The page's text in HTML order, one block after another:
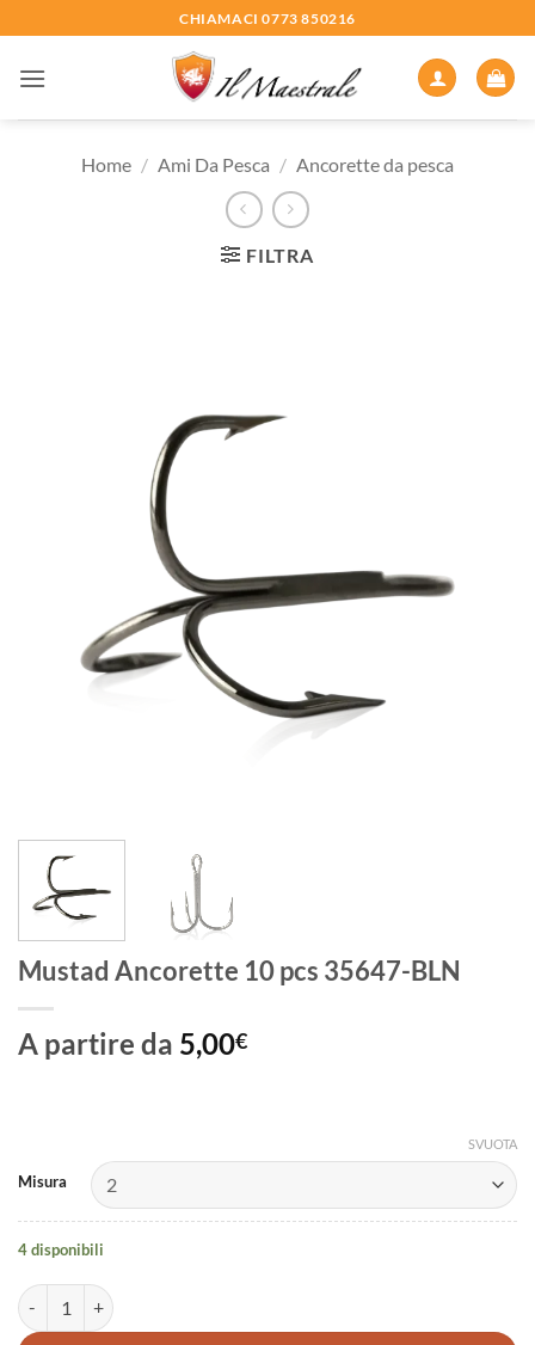
ai
contenuti
CHIAMACI 0773 850216
Home / Ami Da Pesca / Ancorette da pesca
FILTRA
Mustad Ancorette 10 pcs 35647-BLN
A partire da 5,00€
Misura
SVUOTA
4 disponibili
Mustad Ancorette 10 pcs 35647-BLN quantità